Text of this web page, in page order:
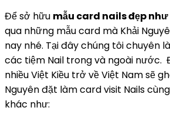
Để sở hữu mẫu card nails đẹp
qua những mẫu card mà Khải
nay nhé. Tại đây chúng tôi chuyên
các tiệm Nail trong và ngoài nước.
nhiều Việt Kiều trở về Việt Nam sẽ
Nguyên đặt làm card visit Nails
khác như: